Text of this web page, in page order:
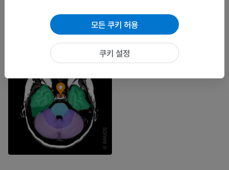
모든 쿠키 허용
쿠키 설정